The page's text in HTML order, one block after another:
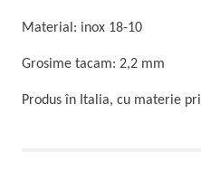
Material: inox 18-10
Grosime tacam: 2,2 mm
Produs în Italia, cu materie